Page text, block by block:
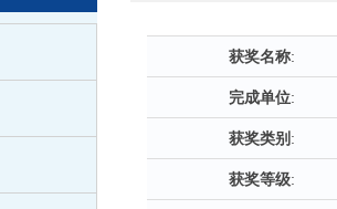
获奖名称:
完成单位:
获奖类别 :
获奖等级: